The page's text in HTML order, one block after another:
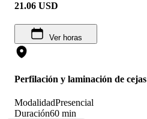
21.06 USD
Ver horas
Perfilación y laminación de cejas
ModalidadPresencial
Duración60 min